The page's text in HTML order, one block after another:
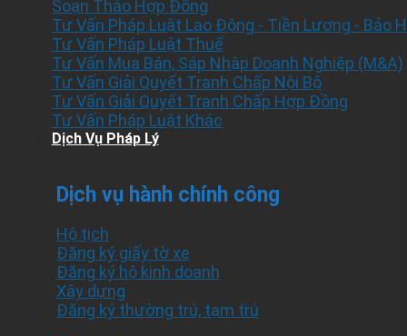
Soạn Thảo Hợp Đồng
Tư Vấn Pháp Luật Lao Động - Tiền Lương - Bảo
Tư Vấn Pháp Luật Thuế
Tư Vấn Mua Bán, Sáp Nhập Doanh Nghiệp (M&A)
Tư Vấn Giải Quyết Tranh Chấp Nội Bộ
Tư Vấn Giải Quyết Tranh Chấp Hợp Đồng
Tư Vấn Pháp Luật Khác
Dịch Vụ Pháp Lý
Dịch vụ hành chính công
Hộ tịch
Đăng ký giấy tờ xe
Đăng ký hộ kinh doanh
Xây dựng
Đăng ký thường trú, tạm trú